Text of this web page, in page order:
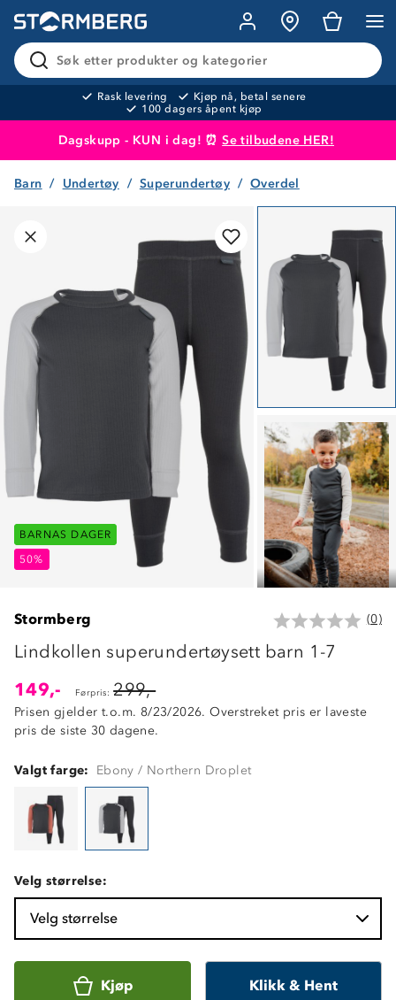
Søk etter produkter og kategorier
Rask levering
Kjøp nå, betal senere
100 dagers åpent kjøp
Dagskupp - KUN i dag! ⏰Se tilbudene HER!
Produktet er lagt i handlekurven Til kassen
Barn Undertøy Superundertøy Overdel
BARNAS DAGER
50%
BARNAS DAGER
50%
BARNAS DAGER
50%
Stormberg (0)
Lindkollen superundertøysett barn 1-7
149,-
Førpris: 299,-
Prisen gjelder t.o.m. 8/23/2026. Overstreket pris er laveste
pris de siste 30 dagene.
Valgt farge: Ebony / Northern Droplet
Velg størrelse:
Velg størrelse
Kjøp Klikk & Hent